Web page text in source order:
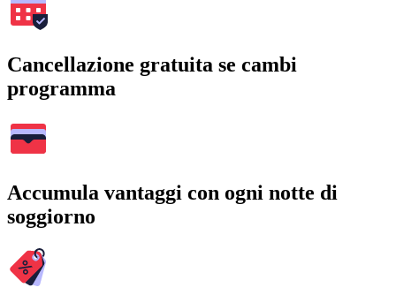
Cancellazione gratuita se cambi
programma
Accumula vantaggi con ogni notte di
soggiorno